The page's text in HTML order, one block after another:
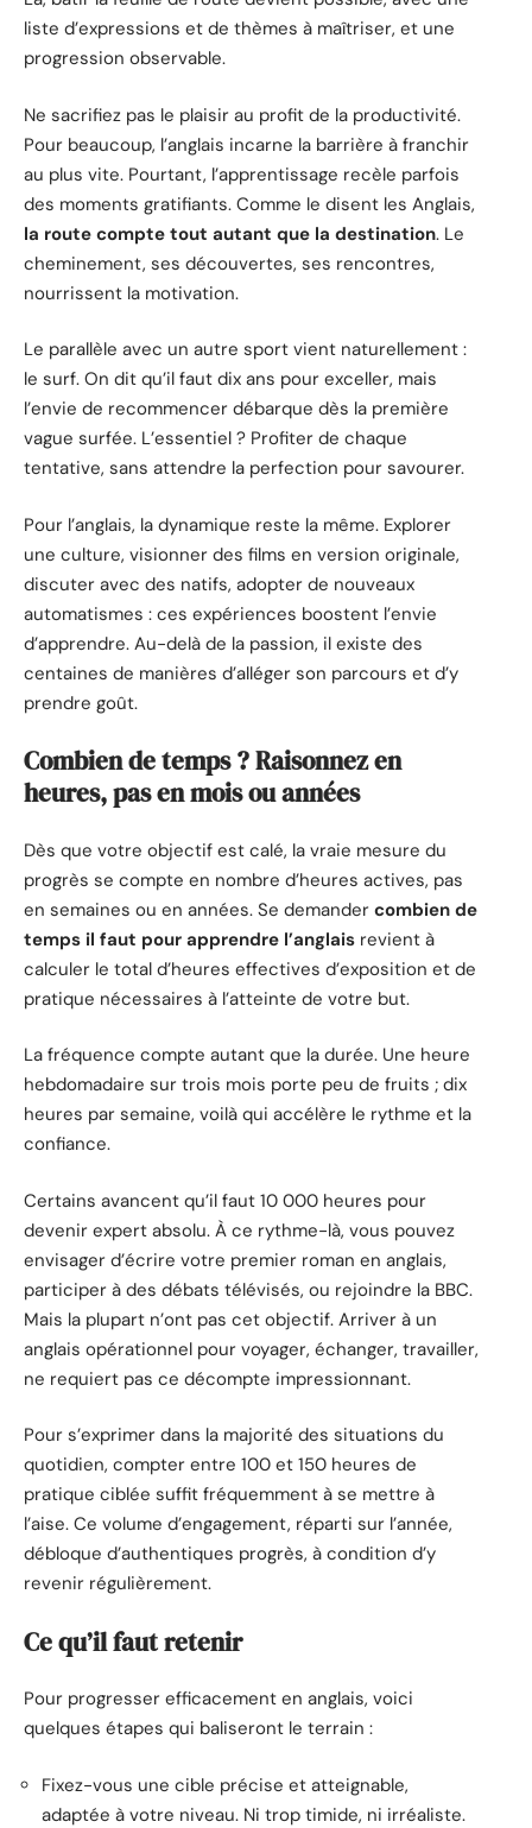
liste d’expressions et de thèmes à maîtriser, et une
progression observable.
Ne sacrifiez pas le plaisir au profit de la productivité.
Pour beaucoup, l’anglais incarne la barrière à franchir
au plus vite. Pourtant, l’apprentissage recèle parfois
des moments gratifiants. Comme le disent les Anglais,
la route compte tout autant que la destination. Le
cheminement, ses découvertes, ses rencontres,
nourrissent la motivation.
Le parallèle avec un autre sport vient naturellement :
le surf. On dit qu’il faut dix ans pour exceller, mais
l’envie de recommencer débarque dès la première
vague surfée. L’essentiel ? Profiter de chaque
tentative, sans attendre la perfection pour savourer.
Pour l’anglais, la dynamique reste la même. Explorer
une culture, visionner des films en version originale,
discuter avec des natifs, adopter de nouveaux
automatismes : ces expériences boostent l’envie
d’apprendre. Au-delà de la passion, il existe des
centaines de manières d’alléger son parcours et d’y
prendre goût.
Combien de temps ? Raisonnez en
heures, pas en mois ou années
Dès que votre objectif est calé, la vraie mesure du
progrès se compte en nombre d’heures actives, pas
en semaines ou en années. Se demander combien de
temps il faut pour apprendre l’anglais revient à
calculer le total d’heures effectives d’exposition et de
pratique nécessaires à l’atteinte de votre but.
La fréquence compte autant que la durée. Une heure
hebdomadaire sur trois mois porte peu de fruits ; dix
heures par semaine, voilà qui accélère le rythme et la
confiance.
Certains avancent qu’il faut 10 000 heures pour
devenir expert absolu. À ce rythme-là, vous pouvez
envisager d’écrire votre premier roman en anglais,
participer à des débats télévisés, ou rejoindre la BBC.
Mais la plupart n’ont pas cet objectif. Arriver à un
anglais opérationnel pour voyager, échanger, travailler,
ne requiert pas ce décompte impressionnant.
Pour s’exprimer dans la majorité des situations du
quotidien, compter entre 100 et 150 heures de
pratique ciblée suffit fréquemment à se mettre à
l’aise. Ce volume d’engagement, réparti sur l’année,
débloque d’authentiques progrès, à condition d’y
revenir régulièrement.
Ce qu’il faut retenir
Pour progresser efficacement en anglais, voici
quelques étapes qui baliseront le terrain :
Fixez-vous une cible précise et atteignable,
adaptée à votre niveau. Ni trop timide, ni irréaliste.